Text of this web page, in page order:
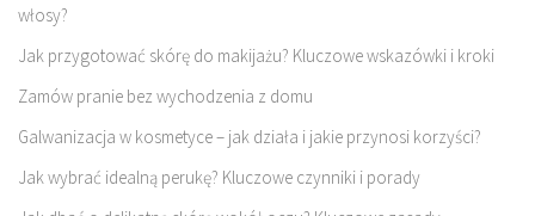
włosy?
Jak przygotować skórę do makijażu? Kluczowe wskazówki i kroki
Zamów pranie bez wychodzenia z domu
Galwanizacja w kosmetyce – jak działa i jakie przynosi korzyści?
Jak wybrać idealną perukę? Kluczowe czynniki i porady